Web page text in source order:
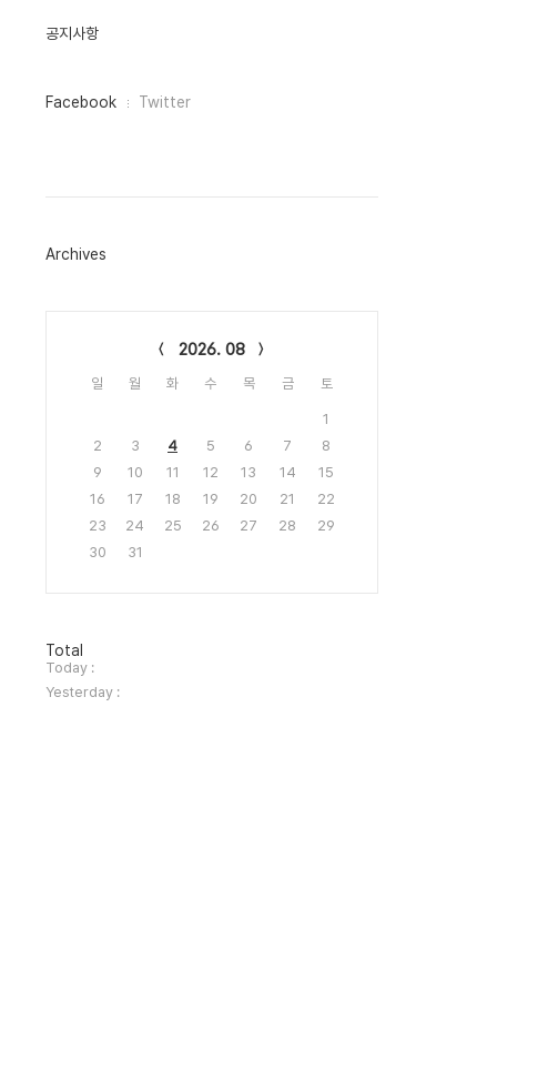
공지사항
페
그
Facebook Twitter
Archives
2026. 08
일 월 화 수 목 금 토
1
2
3 4 5 6 7
8
9
10 11 12 13 14
15
16
17 18 19 20 21
22
23
24 25 26 27 28
29
30
31
방
문
자
수
Total
Today :
Yesterday :